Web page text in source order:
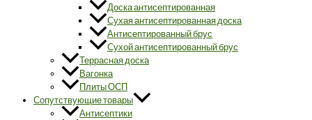
Доска антисептированная
Сухая антисептированная доска
Антисептированный брус
Сухой антисептированный брус
Террасная доска
Вагонка
Плиты ОСП
Сопутствующие товары
Антисептики